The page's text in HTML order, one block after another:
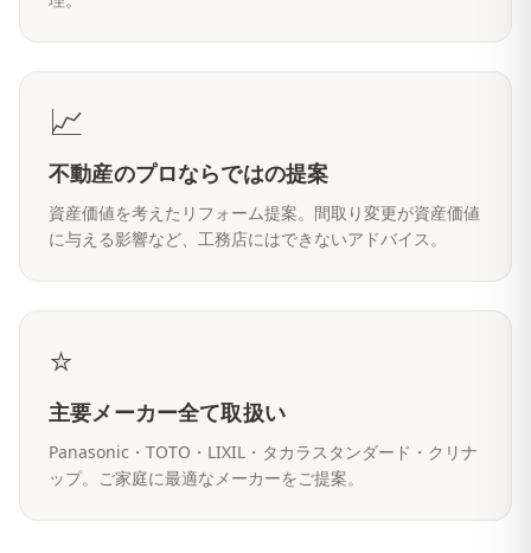
📈
不動産のプロならではの提案
資産価値を考えたリフォーム提案。間取り変更が資産価値
に与える影響など、工務店にはできないアドバイス。
⭐
主要メーカー全て取扱い
Panasonic・TOTO・LIXIL・タカラスタンダード・クリナ
ップ。ご家庭に最適なメーカーをご提案。